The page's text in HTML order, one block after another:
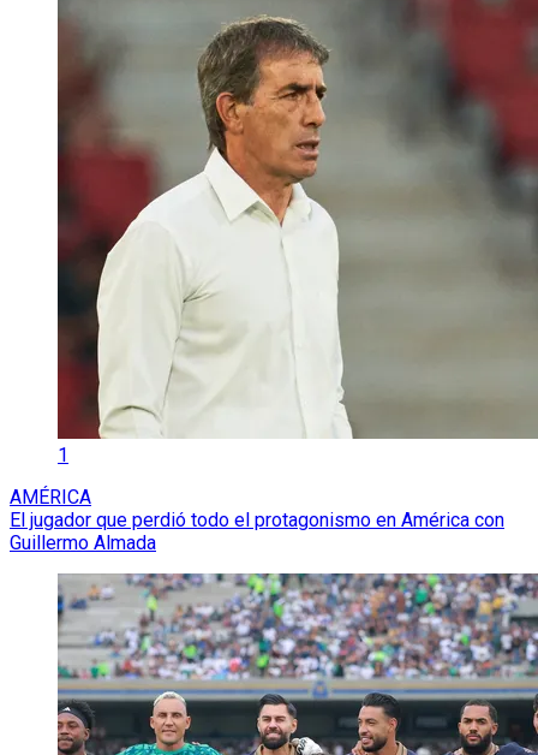
1
AMÉRICA
El jugador que perdió todo el protagonismo en América con
Guillermo Almada